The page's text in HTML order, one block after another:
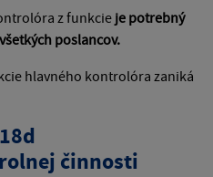
z funkcie je potrebný
poslancov.
hlavného kontrolóra zaniká
činnosti